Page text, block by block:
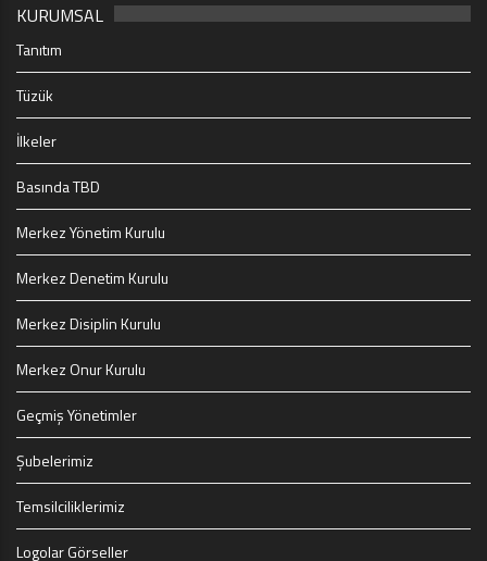
KURUMSAL
Tanıtım
Tüzük
İlkeler
Basında TBD
Merkez Yönetim Kurulu
Merkez Denetim Kurulu
Merkez Disiplin Kurulu
Merkez Onur Kurulu
Geçmiş Yönetimler
Şubelerimiz
Temsilciliklerimiz
Logolar Görseller